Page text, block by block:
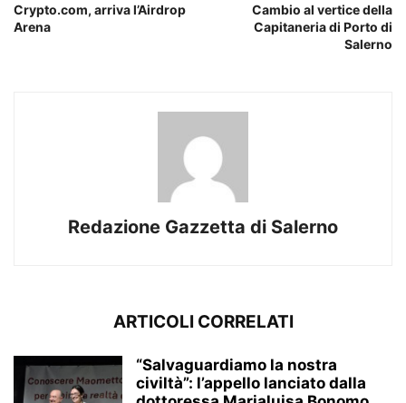
Crypto.com, arriva l’Airdrop
Arena
Cambio al vertice della
Capitaneria di Porto di
Salerno
Redazione Gazzetta di Salerno
ARTICOLI CORRELATI
“Salvaguardiamo la nostra
civiltà”: l’appello lanciato dalla